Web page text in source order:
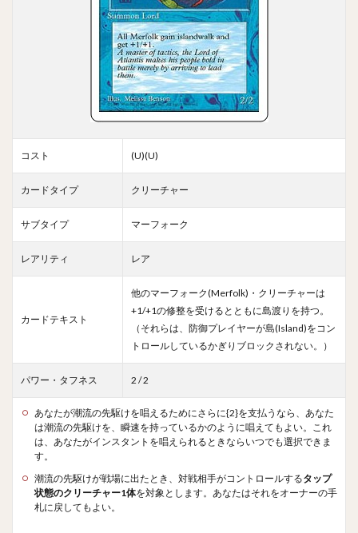
コスト (U)(U)
カードタイプ クリーチャー
サブタイプ マーフォーク
レアリティ レア
カードテキスト
他のマーフォーク(Merfolk)・クリーチャーは
+1/+1の修整を受けるとともに島渡りを持つ。
（それらは、防御プレイヤーが島(Island)をコン
トロールしているかぎりブロックされない。）
パワー・タフネス 2 / 2
あなたが潮流の先駆けを唱えるためにさらに{2}を支払うなら、あなた
は潮流の先駆けを、瞬速を持っているかのように唱えてもよい。これ
は、あなたがインスタントを唱えられるときならいつでも選択できま
す。
潮流の先駆けが戦場に出たとき、対戦相手がコントロールするタップ
状態のクリーチャー1体を対象とします。あなたはそれをオーナーの手
札に戻してもよい。